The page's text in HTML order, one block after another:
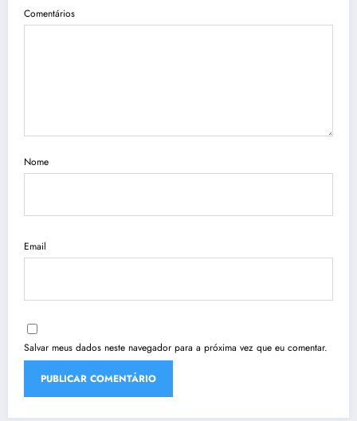
Comentários
Nome
Email
Salvar meus dados neste navegador para a próxima vez que eu comentar.